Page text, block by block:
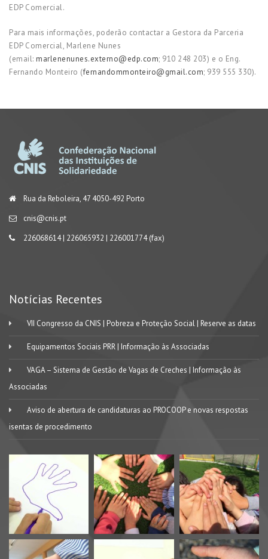
EDP Comercial.
Para mais informações, poderão contactar a Gestora da Parceria
EDP Comercial, Marlene Nunes
(email: marlenenunes.externo@edp.com; 910 248 203) e o Eng.
Fernando Monteiro (fernandommonteiro@gmail.com; 939 555 330).
Rua da Reboleira, 47 4050-492 Porto
cnis@cnis.pt
226068614 | 226065932 | 226001774 (fax)
Notícias Recentes
VII Congresso da CNIS | Pobreza e Proteção Social | Reserve as datas
Equipamentos Sociais PRR | Informação às Associadas
VAGA – Sistema de Gestão de Vagas de Creches | Informação às
Associadas
Aviso de abertura de candidaturas ao PROCOOP e novas respostas
isentas de procedimento